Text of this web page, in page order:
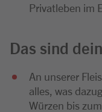
Privatleben im
Das sind
An unserer
alles, was
Würzen bis